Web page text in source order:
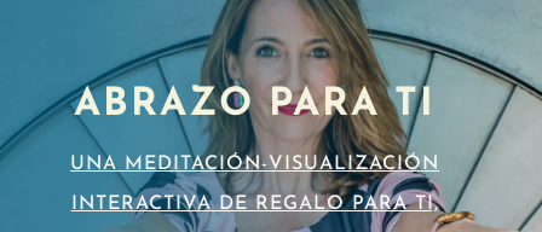
ABRAZO PARA TI
UNA MEDITACIÓN-VISUALIZACIÓN
INTERACTIVA DE REGALO PARA TI,